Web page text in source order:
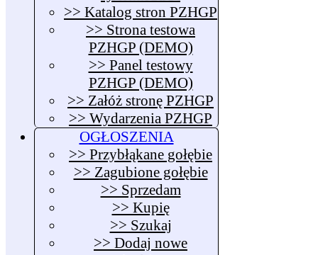
>> Katalog stron PZHGP
>> Strona testowa
PZHGP (DEMO)
>> Panel testowy
PZHGP (DEMO)
>> Załóż stronę PZHGP
>> Wydarzenia PZHGP
OGŁOSZENIA
>> Przybłąkane gołębie
>> Zagubione gołębie
>> Sprzedam
>> Kupię
>> Szukaj
>> Dodaj nowe